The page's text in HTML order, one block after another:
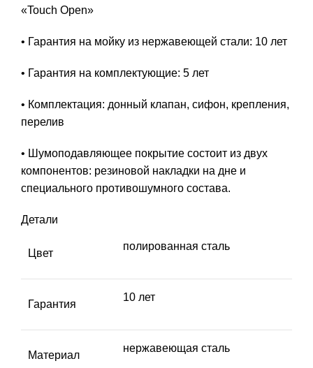
«Touch Open»
• Гарантия на мойку из нержавеющей стали: 10 лет
• Гарантия на комплектующие: 5 лет
• Комплектация: донный клапан, сифон, крепления,
перелив
• Шумоподавляющее покрытие состоит из двух
компонентов: резиновой накладки на дне и
специального противошумного состава.
Детали
Цвет
полированная сталь
Гарантия
10 лет
Материал
нержавеющая сталь